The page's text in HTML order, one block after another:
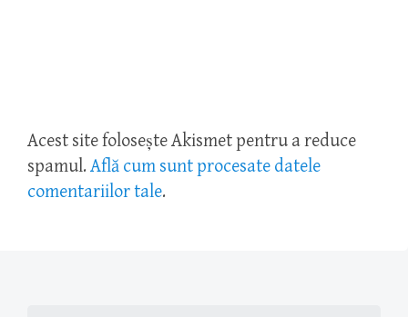
Acest site folosește Akismet pentru a reduce
spamul. Află cum sunt procesate datele
comentariilor tale.